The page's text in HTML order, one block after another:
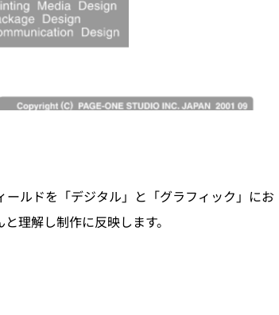
ルドを「デジタル」と「グラフィック」にお
理解し制作に反映します。